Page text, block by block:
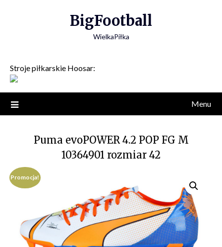
BigFootball
WielkaPiłka
Stroje piłkarskie Hoosar:
Menu
Puma evoPOWER 4.2 POP FG M
10364901 rozmiar 42
Promocja!